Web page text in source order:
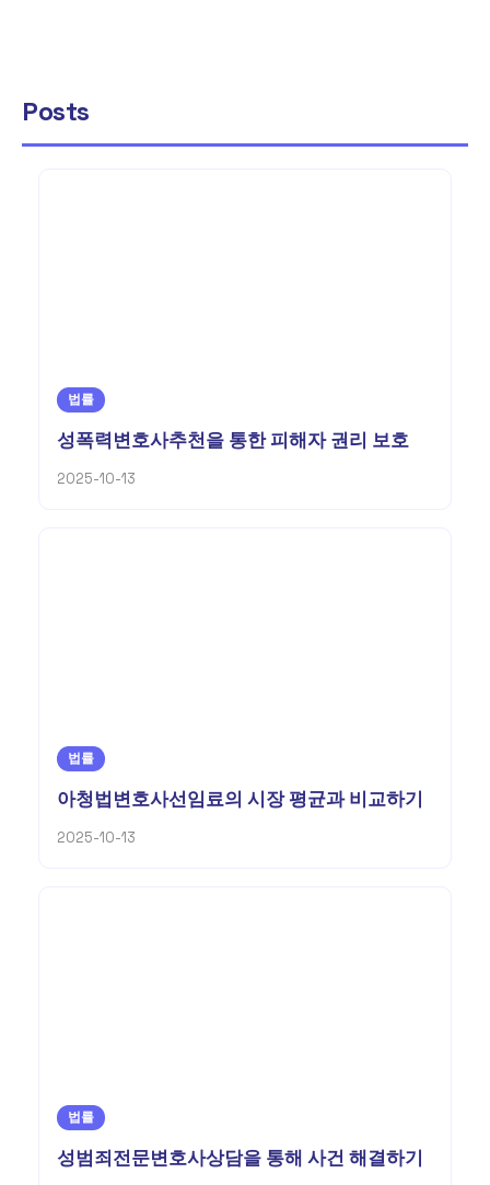
Posts
법률
성폭력변호사추천을 통한 피해자 권리 보호
2025-10-13
법률
아청법변호사선임료의 시장 평균과 비교하기
2025-10-13
법률
성범죄전문변호사상담을 통해 사건 해결하기